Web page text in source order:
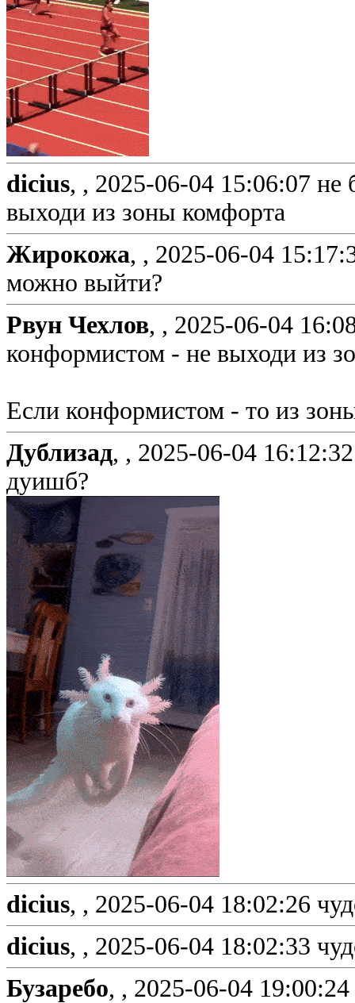
dicius, , 2025-06-04 15:06:07 не
выходи из зоны комфорта
Жирокожа, , 2025-06-04
можно выйти?
Рвун Чехлов, , 2025-06-04
конформистом - не выходи из
Если конформистом - то из
Дублизад, , 2025-06-04 16:12:32
дуишб?
dicius, , 2025-06-04 18:02:26
dicius, , 2025-06-04 18:02:33
Бузаребо, , 2025-06-04 19:00:24